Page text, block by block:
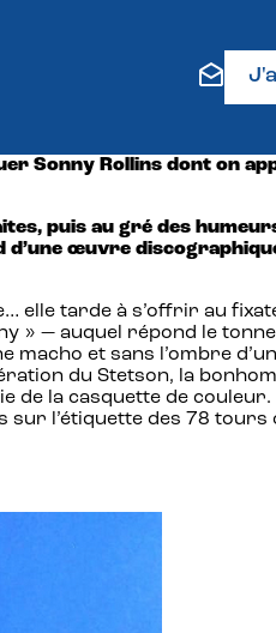
Sonny Rollins dont on
puis au gré des
d’une œuvre
elle tarde à s’offrir au
» — auquel répond le
et sans l’ombre
du Stetson, la
de la casquette de
sur l’étiquette des 78